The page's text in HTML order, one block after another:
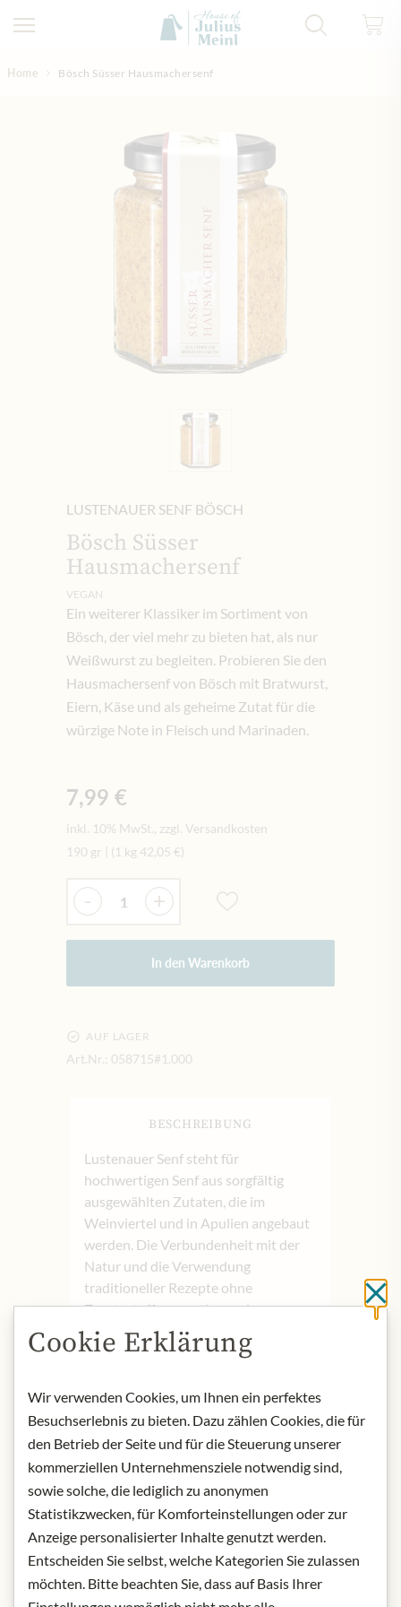
Home Bösch Süsser Hausmachersenf
LUSTENAUER SENF BÖSCH
Bösch Süsser
Hausmachersenf
VEGAN
Ein weiterer Klassiker im Sortiment von
Bösch, der viel mehr zu bieten hat, als nur
Weißwurst zu begleiten. Probieren Sie den
Hausmachersenf von Bösch mit Bratwurst,
Eiern, Käse und als geheime Zutat für die
würzige Note in Fleisch und Marinaden.
7,99 €
inkl. 10% MwSt., zzgl. Versandkosten
190 gr
(1 kg 42,05 €)
Menge
- +
In den Warenkorb
AUF LAGER
Art.Nr.: 058715#1.000
BESCHREIBUNG
Lustenauer Senf steht für
hochwertigen Senf aus sorgfältig
ausgewählten Zutaten, die im
Weinviertel und in Apulien angebaut
werden. Die Verbundenheit mit der
Natur und die Verwendung
traditioneller Rezepte ohne
Zusatzstoffe garantieren ein
einzigartiges Geschmackserlebnis.
Seit über 100 Jahren vereint das
innovativen Kreationen, was zu
außergewöhnlichen Senfdelikatessen
führt.
Hausmachersenf
Nettoinhalt: 190g
Aufbewahrung: Kühl, trocken und vor
Licht geschützt aufbewahren. Nach
dem Öffnen im Kühlschrank
Cookie Erklärung
Wir verwenden Cookies, um Ihnen ein perfektes
Besuchserlebnis zu bieten. Dazu zählen Cookies, die für
den Betrieb der Seite und für die Steuerung unserer
kommerziellen Unternehmensziele notwendig sind,
sowie solche, die lediglich zu anonymen
Statistikzwecken, für Komforteinstellungen oder zur
Anzeige personalisierter Inhalte genutzt werden.
Entscheiden Sie selbst, welche Kategorien Sie zulassen
möchten. Bitte beachten Sie, dass auf Basis Ihrer